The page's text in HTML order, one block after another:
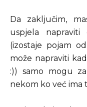
Da zaključim,
uspjela
(izostaje pojam
može napraviti
:)) samo mogu
nekom ko već ima